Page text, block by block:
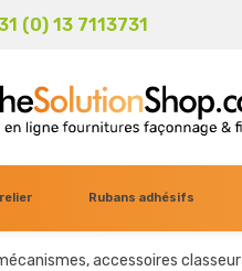
(0) 13 7113731
Rubans adhésifs
accessoires classeur